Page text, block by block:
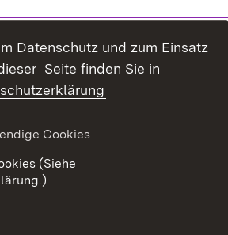
Datenschutz und zum Einsatz
Seite finden Sie in
Cookies
(Siehe